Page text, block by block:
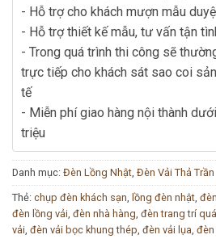
- Hỗ trợ cho khách mượn mẫu
- Hỗ trợ thiết kế mẫu, tư vấn tận
- Trong quá trình thi công sẽ
trực tiếp cho khách sát sao coi
tế
- Miễn phí giao hàng nội thành
triệu
Danh mục: Đèn Lồng Nhật Đèn Vải Thả Trần
Thẻ: chụp đèn khách sạn lồng đèn nhật
đèn lồng vải đèn nhà hàng đèn trang trí
vải đèn vải bọc khung thép đèn vải lụa đèn